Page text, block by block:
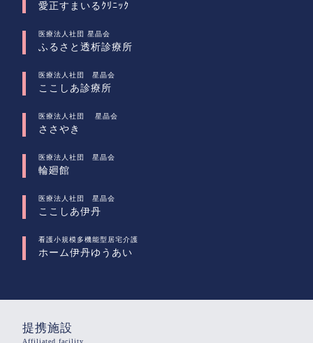
愛正すまいるｸﾘﾆｯｸ
医療法人社団 星晶会
ふるさと透析診療所
医療法人社団 星晶会
ここしあ診療所
医療法人社団 星晶会
ささやき
医療法人社団 星晶会
輪廻館
医療法人社団 星晶会
ここしあ伊丹
看護小規模多機能型居宅介護
ホーム伊丹ゆうあい
提携施設
Affiliated facility